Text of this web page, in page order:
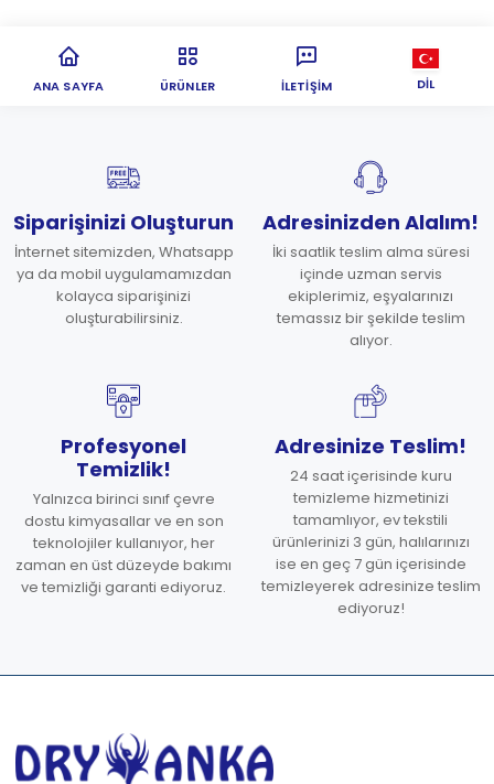
ANA SAYFA ÜRÜNLER İLETIŞIM DIL
Siparişinizi Oluşturun
İnternet sitemizden, Whatsapp
ya da mobil uygulamamızdan
kolayca siparişinizi
oluşturabilirsiniz.
Adresinizden Alalım!
İki saatlik teslim alma süresi
içinde uzman servis
ekiplerimiz, eşyalarınızı
temassız bir şekilde teslim
alıyor.
Profesyonel
Temizlik!
Yalnızca birinci sınıf çevre
dostu kimyasallar ve en son
teknolojiler kullanıyor, her
zaman en üst düzeyde bakımı
ve temizliği garanti ediyoruz.
Adresinize Teslim!
24 saat içerisinde kuru
temizleme hizmetinizi
tamamlıyor, ev tekstili
ürünlerinizi 3 gün, halılarınızı
ise en geç 7 gün içerisinde
temizleyerek adresinize teslim
ediyoruz!